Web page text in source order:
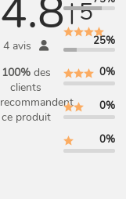
4.8|5
4 avis
100%des
clients
recommandent
ce produit
25%
0%
0%
0%